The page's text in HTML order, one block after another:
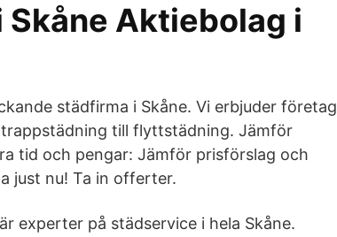
Aktiebolag i
städfirma i Skåne. Vi erbjuder företag
till flyttstädning. Jämför
tid och pengar: Jämför prisförslag och
just nu! Ta in offerter.
experter på städservice i hela Skåne.